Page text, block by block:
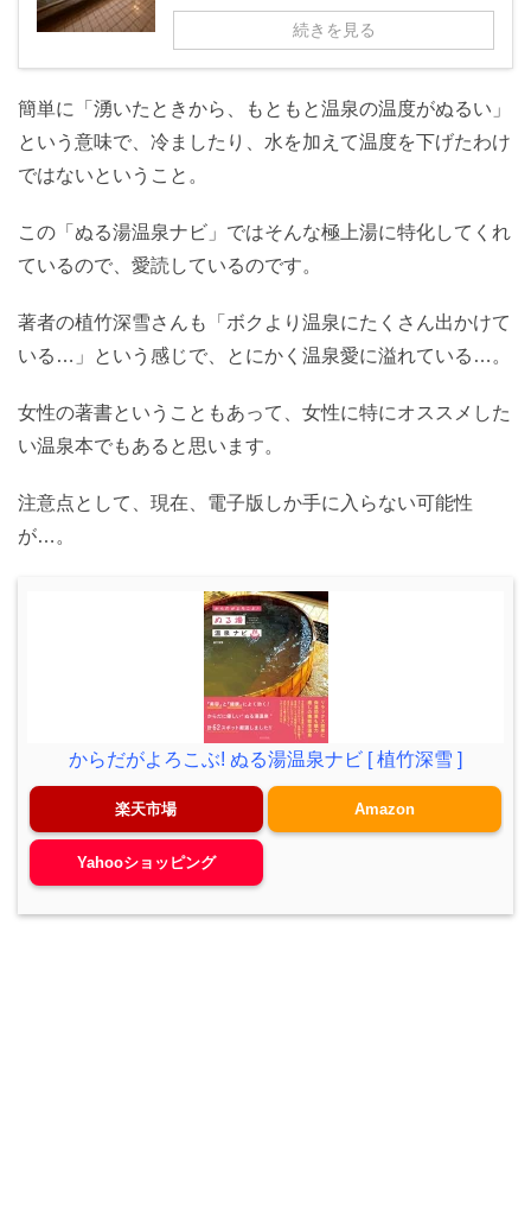
続きを見る
簡単に「湧いたときから、もともと温泉の温度がぬるい」
という意味で、冷ましたり、水を加えて温度を下げたわけ
ではないということ。
この「ぬる湯温泉ナビ」ではそんな極上湯に特化してくれ
ているので、愛読しているのです。
著者の植竹深雪さんも「ボクより温泉にたくさん出かけて
いる…」という感じで、とにかく温泉愛に溢れている…。
女性の著書ということもあって、女性に特にオススメした
い温泉本でもあると思います。
注意点として、現在、電子版しか手に入らない可能性
が…。
からだがよろこぶ! ぬる湯温泉ナビ [ 植竹深雪 ]
楽天市場 Amazon
Yahooショッピング